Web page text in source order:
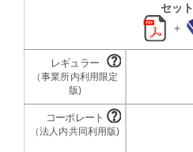
セット
＋